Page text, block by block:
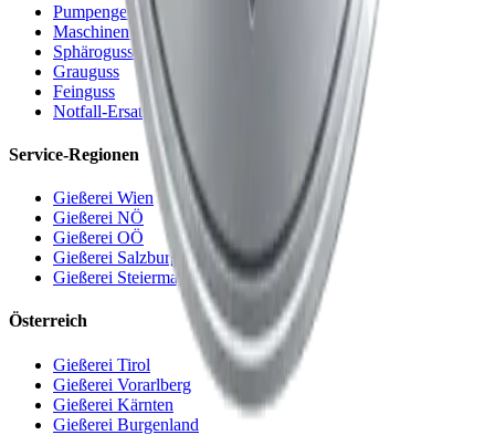
Pumpengehäuse
Maschinenbett
Sphäroguss
Grauguss
Feinguss
Notfall-Ersatzteilguss
Service-Regionen
Gießerei Wien
Gießerei NÖ
Gießerei OÖ
Gießerei Salzburg
Gießerei Steiermark
Österreich
Gießerei Tirol
Gießerei Vorarlberg
Gießerei Kärnten
Gießerei Burgenland